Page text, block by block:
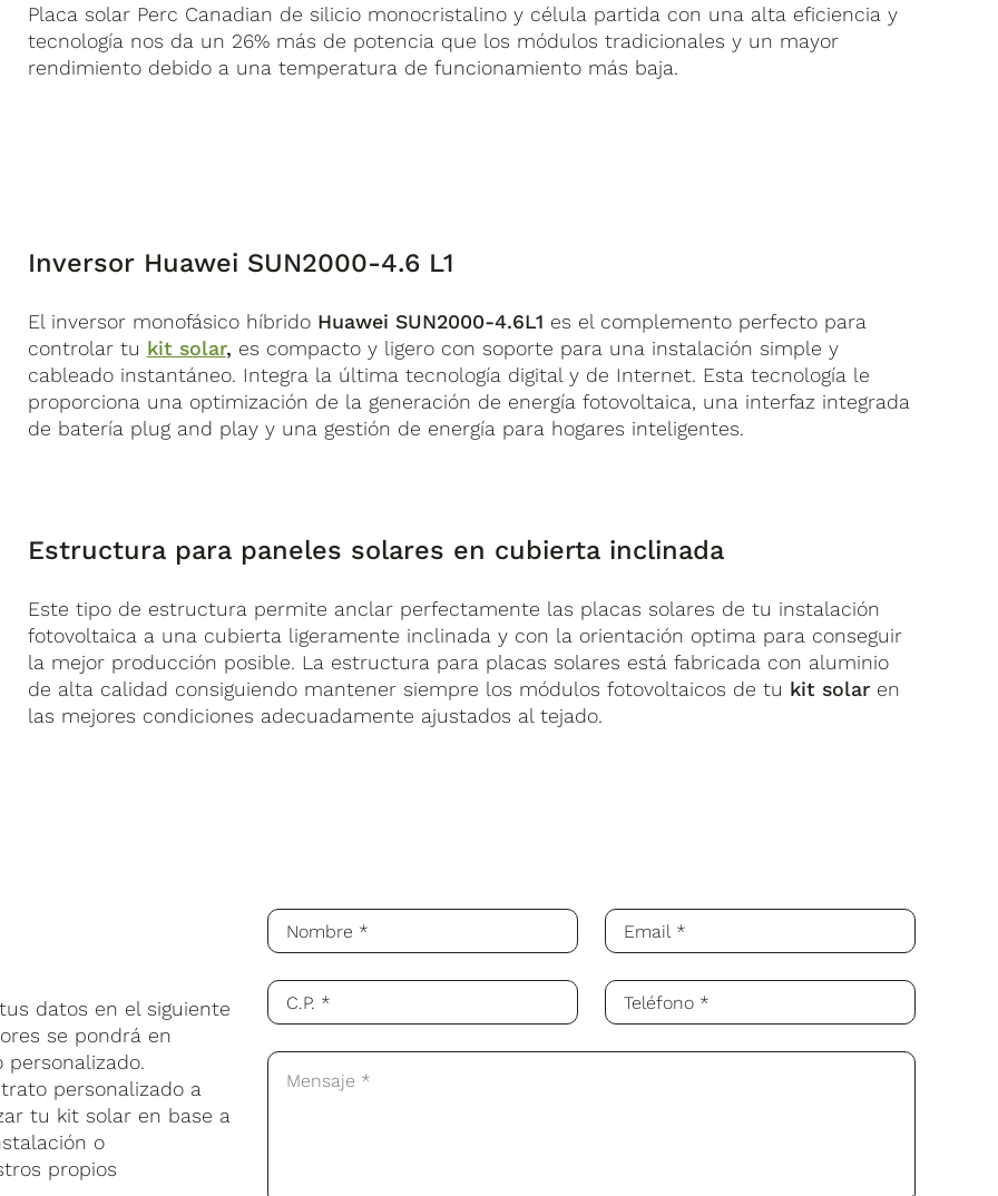
Placa solar Perc Canadian de silicio monocristalino y célula partida con una alta eficiencia y
tecnología nos da un 26% más de potencia que los módulos tradicionales y un mayor
rendimiento debido a una temperatura de funcionamiento más baja.
Inversor Huawei SUN2000-4.6 L1
El inversor monofásico híbrido Huawei SUN2000-4.6L1 es el complemento perfecto para
controlar tu kit solar, es compacto y ligero con soporte para una instalación simple y
cableado instantáneo. Integra la última tecnología digital y de Internet. Esta tecnología le
proporciona una optimización de la generación de energía fotovoltaica, una interfaz integrada
de batería plug and play y una gestión de energía para hogares inteligentes.
Estructura para paneles solares en cubierta inclinada
Este tipo de estructura permite anclar perfectamente las placas solares de tu instalación
fotovoltaica a una cubierta ligeramente inclinada y con la orientación optima para conseguir
la mejor producción posible. La estructura para placas solares está fabricada con aluminio
de alta calidad consiguiendo mantener siempre los módulos fotovoltaicos de tu kit solaren
las mejores condiciones adecuadamente ajustados al tejado.
1903 x 1134 x 30 mm
Garantía
2 años en materiales y 25 años en producción al 80% *
V Peso
necesarios para conectarse al cuadro de electricidad de la vivienda.
de instaladores propios
repartidos por todo el territorio que pueden llevar a cabo todo tu
trabajamos:
kit solaren caso deincidencias.
datos en el siguiente
se pondrá en
personalizado a
tu kit solar en base a
o
propios